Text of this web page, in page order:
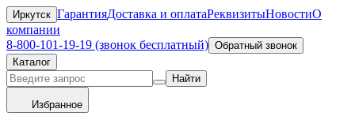
Иркутск ГарантияДоставка и оплатаРеквизитыНовостиО
компании
8-800-101-19-19 (звонок бесплатный) Обратный звонок
Каталог
Найти
Избранное